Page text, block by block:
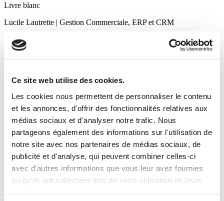
Ce site web utilise des cookies.
Les cookies nous permettent de personnaliser le contenu
et les annonces, d'offrir des fonctionnalités relatives aux
médias sociaux et d'analyser notre trafic. Nous
partageons également des informations sur l'utilisation de
notre site avec nos partenaires de médias sociaux, de
publicité et d'analyse, qui peuvent combiner celles-ci
avec d'autres informations que vous leur avez fournies
ou qu'ils ont collectées lors de votre utilisation de leurs
Livre blanc
Lucile Lautrette | Gestion Commerciale, ERP et CRM
Comment bien choisir son logiciel ERP ?
Comment élaborer un cahier des charges pour un projet CRM réussi
Gaël MENEGAUT | Réglementaire
Comment piloter facilement votre comptabilité matières ?